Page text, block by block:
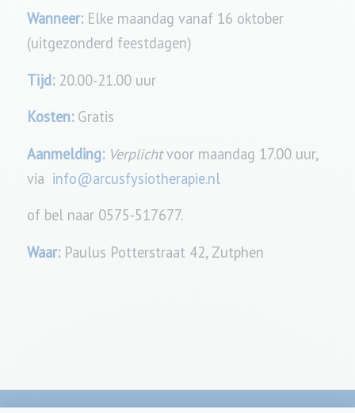
Wanneer:Elke maandag vanaf 16 oktober
(uitgezonderd feestdagen)
Tijd:20.00-21.00 uur
Kosten:Gratis
Aanmelding: Verplichtvoor maandag 17.00 uur,
via info@arcusfysiotherapie.nl
of bel naar 0575-517677.
Waar:Paulus Potterstraat 42, Zutphen